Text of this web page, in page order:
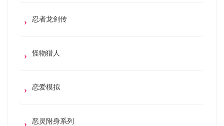
忍者龙剑传
怪物猎人
恋爱模拟
恶灵附身系列